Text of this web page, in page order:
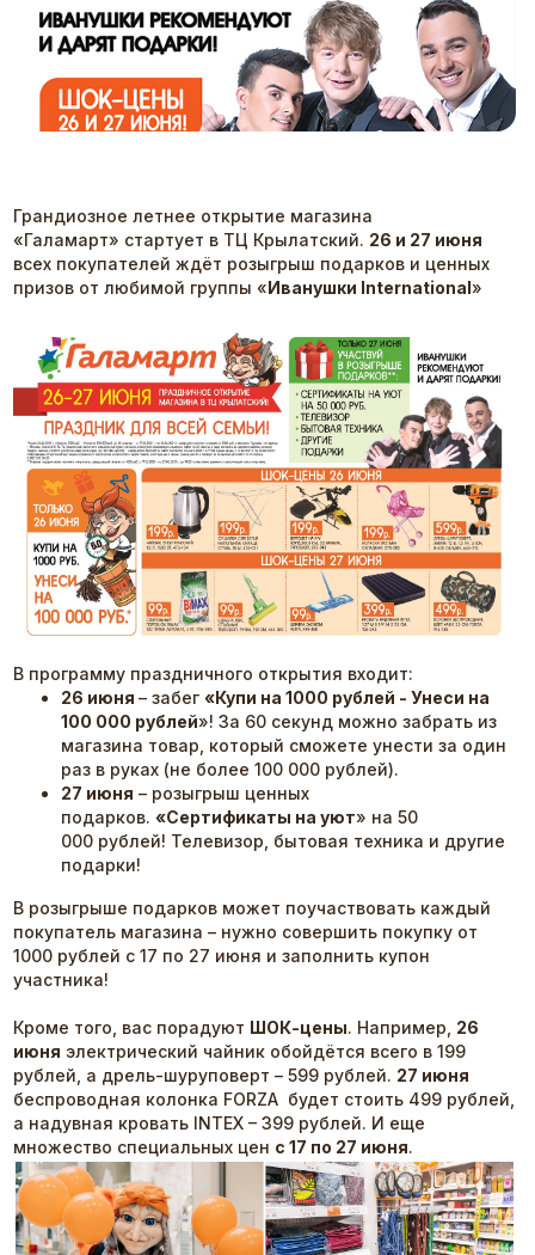
Грандиозное летнее открытие магазина
«Галамарт» стартует в ТЦ Крылатский. 26 и 27 июня
всех покупателей ждёт розыгрыш подарков и ценных
призов от любимой группы «Иванушки International»
В программу праздничного открытия входит:
26 июня – забег «Купи на 1000 рублей - Унеси на
100 000 рублей»! За 60 секунд можно забрать из
магазина товар, который сможете унести за один
раз в руках (не более 100 000 рублей).
27 июня – розыгрыш ценных
подарков. «Сертификаты на уют» на 50
000 рублей! Телевизор, бытовая техника и другие
подарки!
В розыгрыше подарков может поучаствовать каждый
покупатель магазина – нужно совершить покупку от
1000 рублей с 17 по 27 июня и заполнить купон
участника!
Кроме того, вас порадуют ШОК-цены. Например, 26
июня электрический чайник обойдётся всего в 199
рублей, а дрель-шуруповерт – 599 рублей. 27 июня
беспроводная колонка FORZA будет стоить 499 рублей,
а надувная кровать INTEX – 399 рублей. И еще
множество специальных цен с 17 по 27 июня.